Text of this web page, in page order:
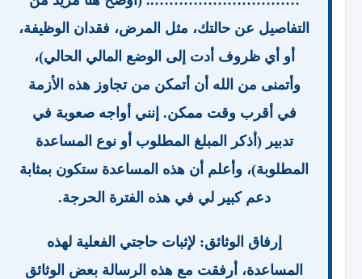
التفاصيل عن حالتك، مثل المرض، فقدان الوظيفة،
أو أي ظروف أدت إلى الوضع المالي الحالي)،
وأتمنى من الله أن أتمكن من تجاوز هذه الأزمة
في أقرب وقت ممكن. إنني أواجه صعوبة في
تدبير (أذكر المبلغ المطلوب أو نوع المساعدة
المطلوبة)، وأعلم أن هذه المساعدة ستكون بمثابة
دعم كبير لي في هذه الفترة الحرجة.
إرفاق الوثائق: لإثبات حاجتي الفعلية لهذه
المساعدة، أرفقت مع هذه الرسالة بعض الوثائق